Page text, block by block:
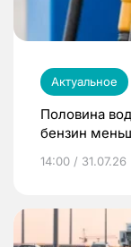
Актуальное
Половина
бензин
14:00 / 31.07.26